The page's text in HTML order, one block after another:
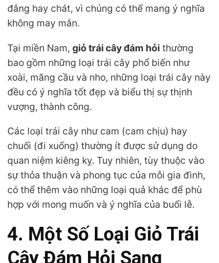
đắng hay chát, vì chúng có thể mang ý nghĩa
không may mắn.
Tại miền Nam, giỏ trái cây đám hỏi thường
bao gồm những loại trái cây phổ biến như
xoài, mãng cầu và nho, những loại trái cây này
đều có ý nghĩa tốt đẹp và biểu thị sự thịnh
vượng, thành công.
Các loại trái cây như cam (cam chịu) hay
chuối (đi xuống) thường ít được sử dụng do
quan niệm kiêng kỵ. Tuy nhiên, tùy thuộc vào
sự thỏa thuận và phong tục của mỗi gia đình,
có thể thêm vào những loại quả khác để phù
hợp với mong muốn và ý nghĩa của buổi lễ.
4. Một Số Loại Giỏ Trái
Cây Đám Hỏi Sang